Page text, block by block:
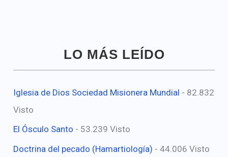
LO MÁS LEÍDO
Iglesia de Dios Sociedad Misionera Mundial - 82.832
Visto
El Ósculo Santo - 53.239 Visto
Doctrina del pecado (Hamartiología) - 44.006 Visto